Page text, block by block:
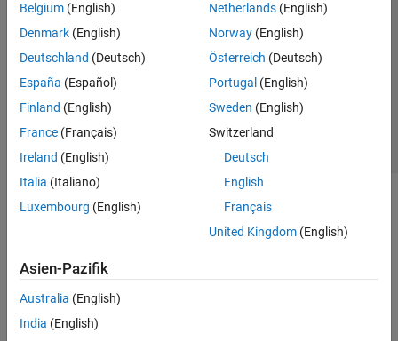
Integrieren von Anforderungen aus
Drittanbieter-Tools
Verknüpfungsanforderungen
von Tests
Vergleichen und Zusammenführen von
Export- und Berichtsanforderungen sowie
Rückverfolgbarkeit
Anpassen und Erweitern der
Requirements Toolbox
Tool-Qualifizierung und -Zertifizierung
Belgium (English)
Denmark (English)
Deutschland (Deutsch)
España (Español)
Finland (English)
France (Français)
Ireland (English)
Italia (Italiano)
Luxembourg (English)
Netherlands(English)
Norway(English)
Österreich (Deutsch)
Portugal (English)
Sweden (English)
Switzerland
Deutsch
English
Français
United Kingdom(English)
Asien-Pazifik
Australia (English)
India (English)
Trust Center
Datenschutz-Richtlinien
Datendiebstahl verhindern
Status von Anwendungen
© 1994-2026 The MathWorks, Inc.
Website auswählen
Deutschland